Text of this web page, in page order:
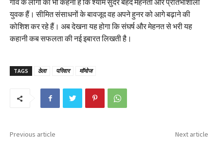
गांव के लोगों का भी कहना है कि श्याम सुंदर बेहद मेहनती और प्रतिभाशाली
युवक हैं। सीमित संसाधनों के बावजूद वह अपने हुनर को आगे बढ़ाने की
कोशिश कर रहे हैं। अब देखना यह होगा कि संघर्ष और मेहनत से भरी यह
कहानी कब सफलता की नई इबारत लिखती है।
TAGS ठेला परिवार मॉमोज
Previous article Next article